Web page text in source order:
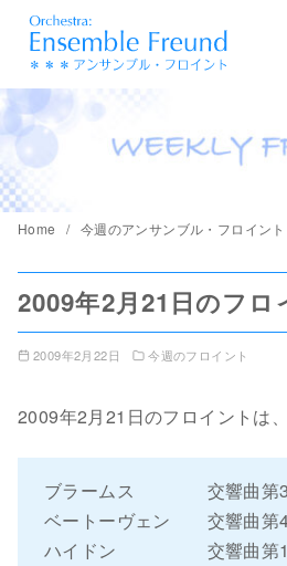
ツ
へ
移
Home 今週のアンサンブル・フロイント
2009年2月21日のフロ
2009年2月22日 今週のフロイント
2009年2月21日のフロイントは、
ブラームス 交響曲第3
ベートーヴェン 交響曲第
ハイドン 交響曲第104